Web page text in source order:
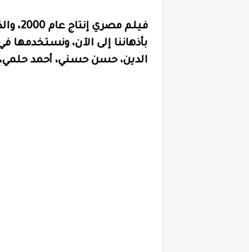
فيلم
بأذهاننا إلى الآن، ونستخدمها
الدين، حسن حسني، أحمد